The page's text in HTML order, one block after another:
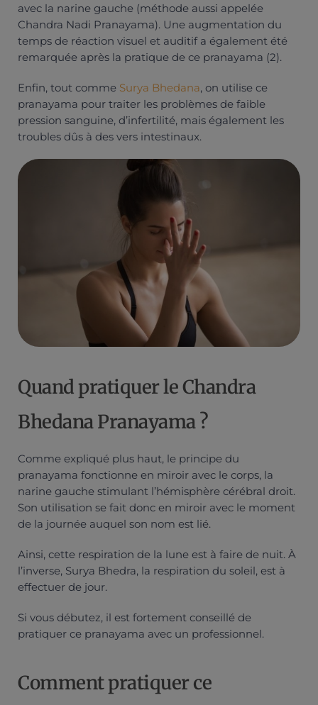
avec la narine gauche (méthode aussi appelée
Chandra Nadi Pranayama). Une augmentation du
temps de réaction visuel et auditif a également été
remarquée après la pratique de ce pranayama (2).
Enfin, tout comme Surya Bhedana, on utilise ce
pranayama pour traiter les problèmes de faible
pression sanguine, d’infertilité, mais également les
troubles dûs à des vers intestinaux.
Quand pratiquer le Chandra
Bhedana Pranayama ?
Comme expliqué plus haut, le principe du
pranayama fonctionne en miroir avec le corps, la
narine gauche stimulant l’hémisphère cérébral droit.
Son utilisation se fait donc en miroir avec le moment
de la journée auquel son nom est lié.
Ainsi, cette respiration de la lune est à faire de nuit. À
l’inverse, Surya Bhedra, la respiration du soleil, est à
effectuer de jour.
Si vous débutez, il est fortement conseillé de
pratiquer ce pranayama avec un professionnel.
Comment pratiquer ce